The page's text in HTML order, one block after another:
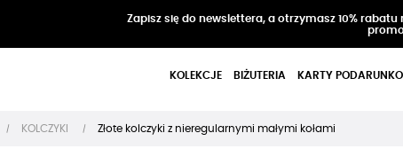
Zapisz się do newslettera, a otrzymasz 10%
KOLEKCJE BIŻUTERIA KARTY
KOLCZYKI Złote kolczyki z nieregularnymi małymi kołami